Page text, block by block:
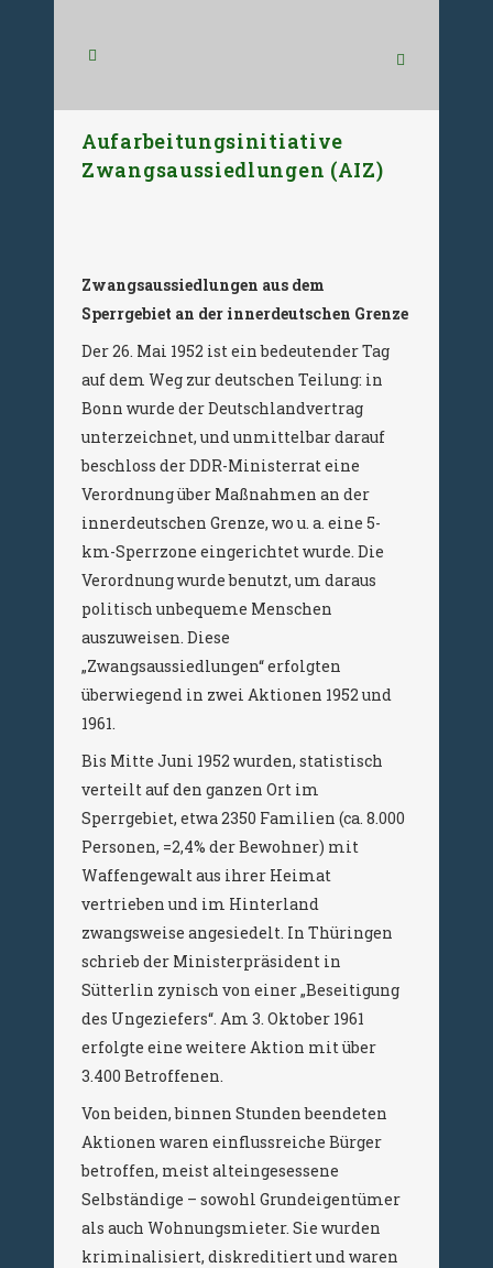
Aufarbeitungsinitiative
Zwangsaussiedlungen (AIZ)
Zwangsaussiedlungen aus dem
Sperrgebiet an der innerdeutschen Grenze
Der 26. Mai 1952 ist ein bedeutender Tag
auf dem Weg zur deutschen Teilung: in
Bonn wurde der Deutschlandvertrag
unterzeichnet, und unmittelbar darauf
beschloss der DDR-Ministerrat eine
Verordnung über Maßnahmen an der
innerdeutschen Grenze, wo u. a. eine 5-
km-Sperrzone eingerichtet wurde. Die
Verordnung wurde benutzt, um daraus
politisch unbequeme Menschen
auszuweisen. Diese
„Zwangsaussiedlungen“ erfolgten
überwiegend in zwei Aktionen 1952 und
1961.
Bis Mitte Juni 1952 wurden, statistisch
verteilt auf den ganzen Ort im
Sperrgebiet, etwa 2350 Familien (ca. 8.000
Personen, =2,4% der Bewohner) mit
Waffengewalt aus ihrer Heimat
vertrieben und im Hinterland
zwangsweise angesiedelt. In Thüringen
schrieb der Ministerpräsident in
Sütterlin zynisch von einer „Beseitigung
des Ungeziefers“. Am 3. Oktober 1961
erfolgte eine weitere Aktion mit über
3.400 Betroffenen.
Von beiden, binnen Stunden beendeten
Aktionen waren einflussreiche Bürger
betroffen, meist alteingesessene
Selbständige – sowohl Grundeigentümer
als auch Wohnungsmieter. Sie wurden
kriminalisiert, diskreditiert und waren